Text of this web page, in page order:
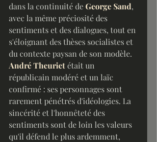
dans la continuité de George Sand,
avec la même préciosité des
sentiments et des dialogues, tout en
s'éloignant des thèses socialistes et
du contexte paysan de son modèle.
André Theuriet était un
républicain modéré et un laïc
confirmé : ses personnages sont
rarement pénétrés d'idéologies. La
sincérité et l'honnêteté des
sentiments sont de loin les valeurs
qu'il défend le plus ardemment,